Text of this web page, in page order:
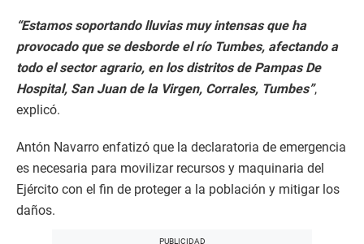
“Estamos soportando lluvias muy intensas que ha
provocado que se desborde el río Tumbes, afectando a
todo el sector agrario, en los distritos de Pampas De
Hospital, San Juan de la Virgen, Corrales, Tumbes”,
explicó.
Antón Navarro enfatizó que la declaratoria de emergencia
es necesaria para movilizar recursos y maquinaria del
Ejército con el fin de proteger a la población y mitigar los
daños.